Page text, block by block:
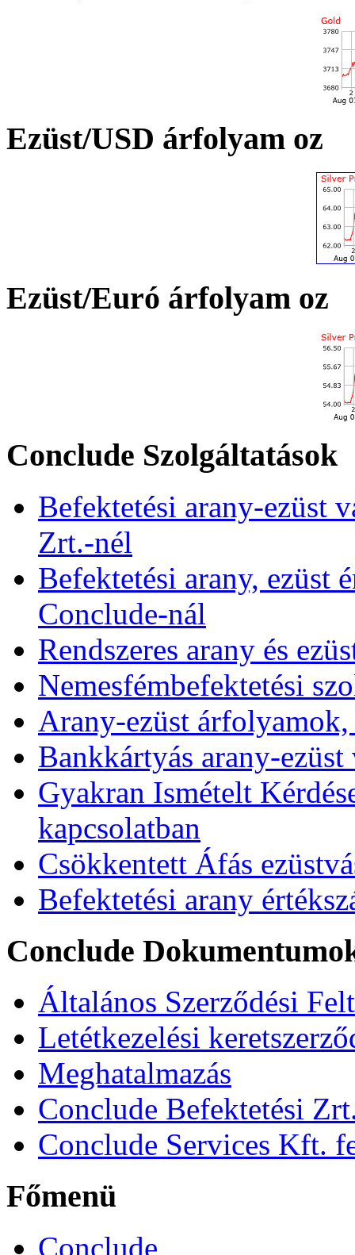
Ezüst/USD árfolyam oz
Ezüst/Euró árfolyam oz
Conclude Szolgáltatások
Befektetési arany-ezüst
Zrt.-nél
Befektetési arany, ezüst
Conclude-nál
Rendszeres arany és
Nemesfémbefektetési
Arany-ezüst
Bankkártyás arany-
Gyakran Ismételt
kapcsolatban
Csökkentett Áfás
Befektetési arany
Conclude
Általános Szerződési
Letétkezelési
Meghatalmazás
Conclude Befektetési
Conclude Services Kft.
Főmenü
Conclude